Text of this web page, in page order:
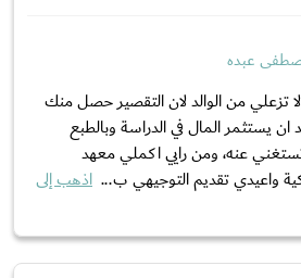
عبده
تزعلي من الوالد لان التقصير حصل منك
يستثمر المال في الدراسة وبالطبع
عنه، ومن رايي اكملي معهد
واعيدي تقديم التوجيهي ب... اذهب إلى